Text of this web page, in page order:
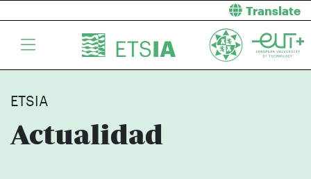
Translate
ETSIA
Actualidad